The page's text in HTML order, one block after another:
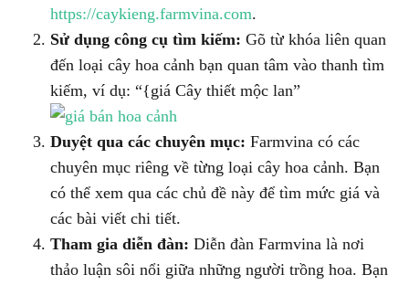
https://caykieng.farmvina.com.
Sử dụng công cụ tìm kiếm: Gõ từ khóa liên quan
đến loại cây hoa cảnh bạn quan tâm vào thanh tìm
kiếm, ví dụ: “{giá Cây thiết mộc lan”
Duyệt qua các chuyên mục: Farmvina có các
chuyên mục riêng về từng loại cây hoa cảnh. Bạn
có thể xem qua các chủ đề này để tìm mức giá và
các bài viết chi tiết.
Tham gia diễn đàn: Diễn đàn Farmvina là nơi
thảo luận sôi nổi giữa những người trồng hoa. Bạn